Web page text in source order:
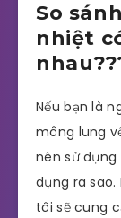
So
nhiệt
Nếu bạn là
mông lung
nên sử dụng
dụng ra
tôi sẽ cung